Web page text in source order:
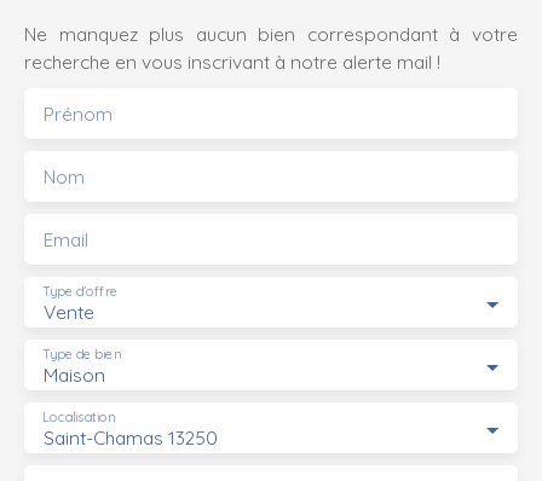
Ne manquez plus aucun bien correspondant à votre
recherche en vous inscrivant à notre alerte mail !
Prénom
Nom
Email
Vente
Type d'offre
Maison
Type de bien
Saint-Chamas 13250
Localisation